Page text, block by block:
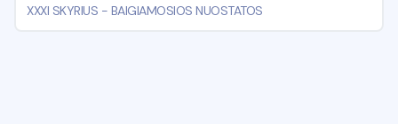
XXXI SKYRIUS - BAIGIAMOSIOS NUOSTATOS